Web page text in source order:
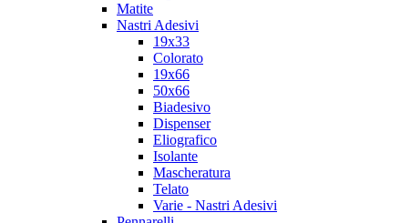
Matite
Nastri Adesivi
19x33
Colorato
19x66
50x66
Biadesivo
Dispenser
Eliografico
Isolante
Mascheratura
Telato
Varie - Nastri Adesivi